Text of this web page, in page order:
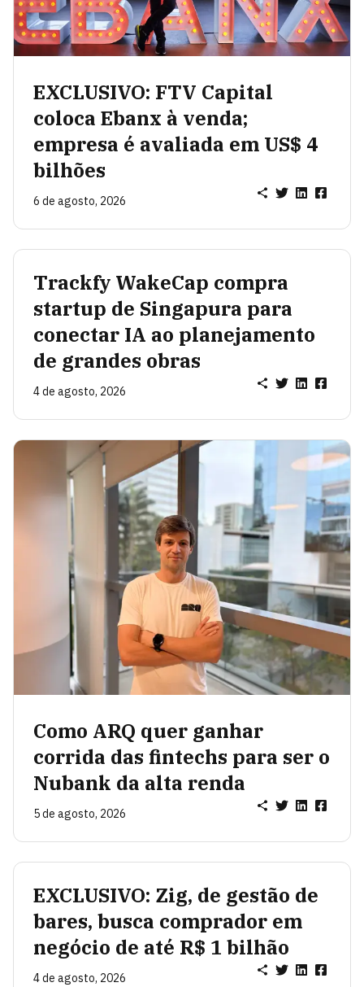
EXCLUSIVO: FTV Capital
coloca Ebanx à venda;
empresa é avaliada em US$ 4
bilhões
6 de agosto, 2026
Trackfy WakeCap compra
startup de Singapura para
conectar IA ao planejamento
de grandes obras
4 de agosto, 2026
Como ARQ quer ganhar
corrida das fintechs para ser o
Nubank da alta renda
5 de agosto, 2026
EXCLUSIVO: Zig, de gestão de
bares, busca comprador em
negócio de até R$ 1 bilhão
4 de agosto, 2026